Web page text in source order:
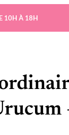
10H À 18H